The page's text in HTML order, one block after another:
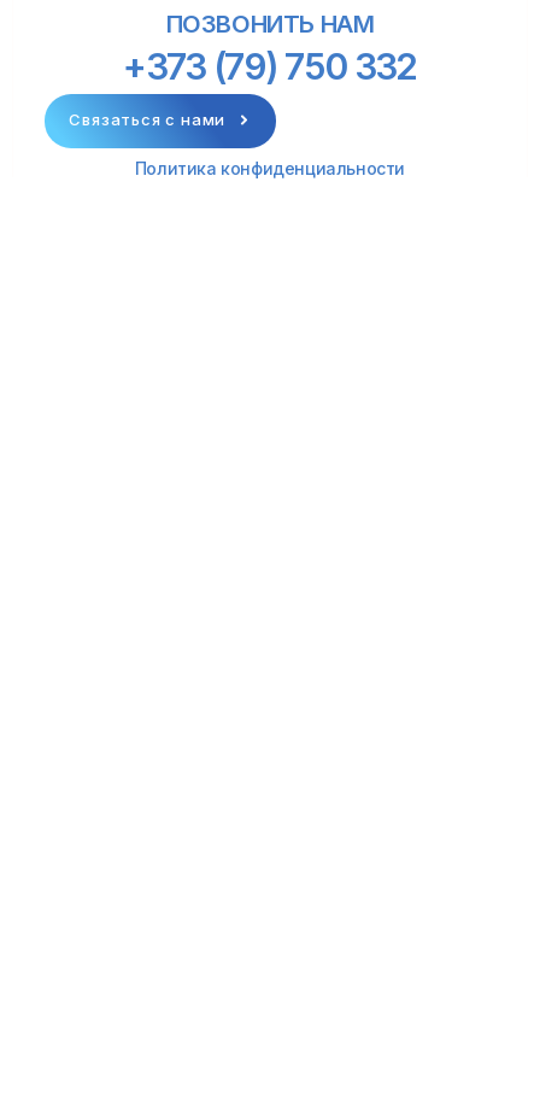
ПОЗВОНИТЬ НАМ
+373 (79) 750 332
Связаться с нами
Политика конфиденциальности